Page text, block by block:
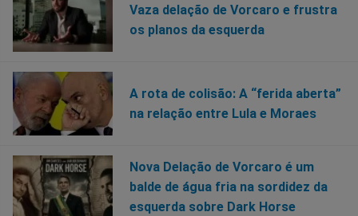
Vaza delação de Vorcaro e frustra
os planos da esquerda
A rota de colisão: A “ferida aberta”
na relação entre Lula e Moraes
Nova Delação de Vorcaro é um
balde de água fria na sordidez da
esquerda sobre Dark Horse